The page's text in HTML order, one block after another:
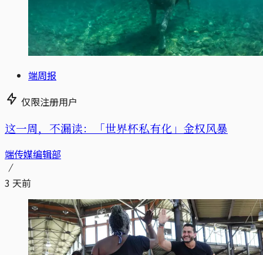
端周报
仅限注册用户
这一周，不漏读：「世界杯私有化」金权风暴
端传媒编辑部
3 天前